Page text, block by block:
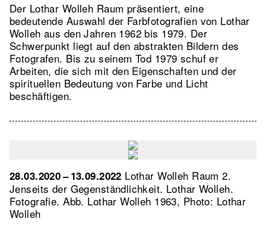
Der Lothar Wolleh Raum präsentiert, eine
bedeutende Auswahl der Farbfotografien von Lothar
Wolleh aus den Jahren 1962 bis 1979. Der
Schwerpunkt liegt auf den abstrakten Bildern des
Fotografen. Bis zu seinem Tod 1979 schuf er
Arbeiten, die sich mit den Eigenschaften und der
spirituellen Bedeutung von Farbe und Licht
beschäftigen.
28.03.2020 – 13.09.2022 Lothar Wolleh Raum 2.
Jenseits der Gegenständlichkeit. Lothar Wolleh.
Fotografie.Abb. Lothar Wolleh 1963, Photo: Lothar
Wolleh